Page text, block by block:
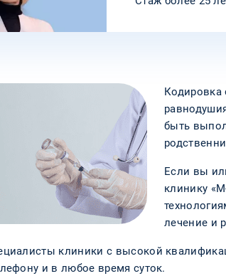
Кодировка
быть
Если вы
клинику
лечение и
клиники с высокой
и в любое время суток.